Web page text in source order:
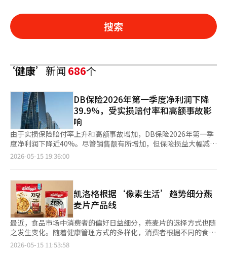
搜索
‘健康’新闻686个
DB保险2026年第一季度净利润下降
39.9%，受实损赔付率和高额事故影
响
由于实损保险赔付率上升和高额事故增加，DB保险2026年第一季
度净利润下降近40%。尽管销售额有所增加，但保险损益大幅减
少，导致盈利能力下降。 DB保险于15日公布，2026年第一季度的
绩不佳的主要原因是保险损益减少。DB保险第一季度的保险损益
为2266亿韩元，同比下降43.7%。 长期保险的损益为2652亿韩
元，下降32.7%。由于死亡和后遗症等高额保险金支付事故暂时增
加，加上实损保险赔付率持续上升，造成了这一结果。 汽车保险
的损益也仅为88亿韩元，同比下降80.8%。赔付率上升成为负担。
一般保险亏损475亿韩元，反映了与大田安全工业相关事故等国内
大型事故的影响。一般保险的企业性保险比例较高，工厂火灾或工
业事故等大型事故发生时，损益波动性可能加大。 不过，未来的
2026-05-15 19:36:00
凯洛格根据‘像素生活’趋势细分燕
麦片产品线
最近，食品市场中消费者的偏好日益细分，燕麦片的选择方式也随
之发生变化。随着健康管理方式的多样化，消费者根据不同的食用
场景和目的，选择低糖和零糖产品的趋势正在扩大。 14日，业内
2026-05-15 11:53:58